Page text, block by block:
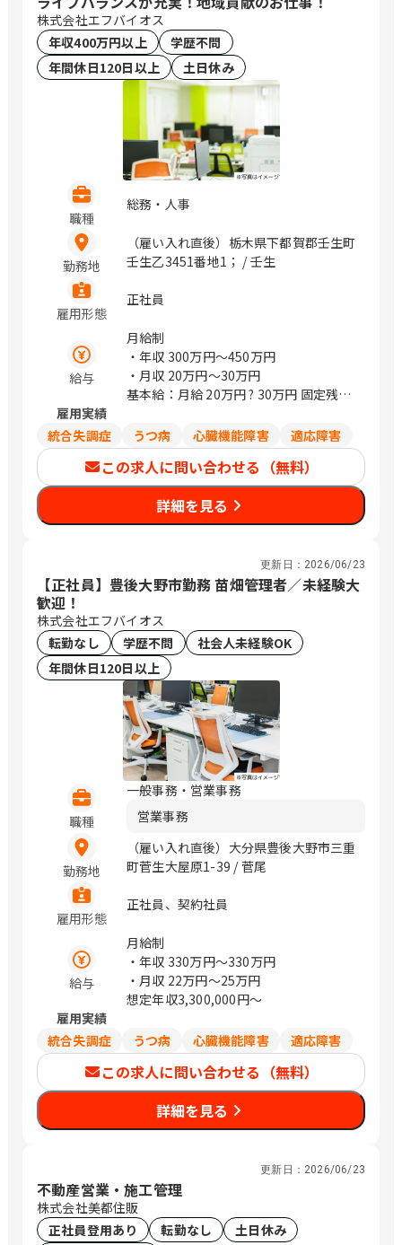
株式会社エフバイオス
年収400万円以上
学歴不問
年間休日120日以上
土日休み
職種
総務・人事
勤務地
（雇い入れ直後）栃木県下都賀郡壬生町
壬生乙3451番地1； / 壬生
雇用形態
正社員
給与
月給制
・年収 300万円〜450万円
・月収 20万円〜30万円
基本給：月給 20万円 ? 30万円 固定残業
払われる通勤・皆勤・家族手当金額：な
し 全員に一律で支払われるその他手当
金額：なし
雇用実績
統合失調症
うつ病 心臓機能障害 適応障害
この求人に問い合わせる（無料）
詳細を見る
更新日： 2026/06/23
【正社員】豊後大野市勤務 苗畑管理者／未経験大
歓迎！
株式会社エフバイオス
転勤なし
学歴不問
社会人未経験OK
年間休日120日以上
職種
一般事務・営業事務
営業事務
勤務地
（雇い入れ直後）大分県豊後大野市三重
町菅生大屋原1-39 / 菅尾
雇用形態
正社員、契約社員
給与
月給制
・年収 330万円〜330万円
・月収 22万円〜25万円
想定年収3,300,000円～
雇用実績
統合失調症
うつ病 心臓機能障害 適応障害
この求人に問い合わせる（無料）
詳細を見る
更新日： 2026/06/23
不動産営業・施工管理
株式会社美都住販
正社員登用あり
転勤なし
土日休み